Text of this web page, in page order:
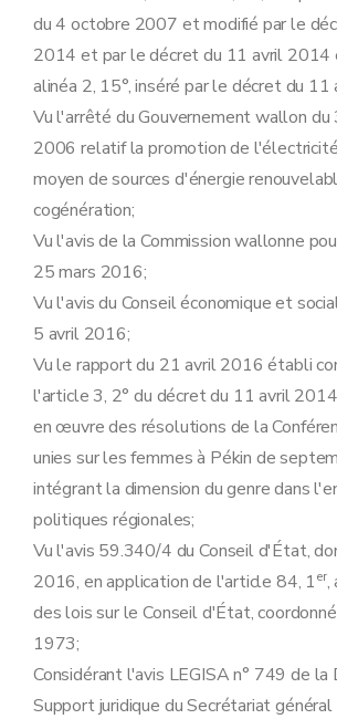
du 4 octobre 2007 et modifié par le
2014 et par le décret du 11 avril 2014
alinéa 2, 15°, inséré par le décret du
Vu l'arrêté du Gouvernement wallon du
2006 relatif la promotion de
moyen de sources d'énergie
cogénération;
Vu l'avis de la Commission wallonne
25 mars 2016;
Vu l'avis du Conseil économique et
5 avril 2016;
Vu le rapport du 21 avril 2016 établi
l'article 3, 2° du décret du 11 avril
en œuvre des résolutions de la
unies sur les femmes à Pékin de
intégrant la dimension du genre dans
politiques régionales;
Vu l'avis 59.340/4 du Conseil d'État,
2016, en application de l'article 84, 1er,
des lois sur le Conseil d'État,
1973;
Considérant l'avis LEGISA n° 749 de la
Support juridique du Secrétariat général